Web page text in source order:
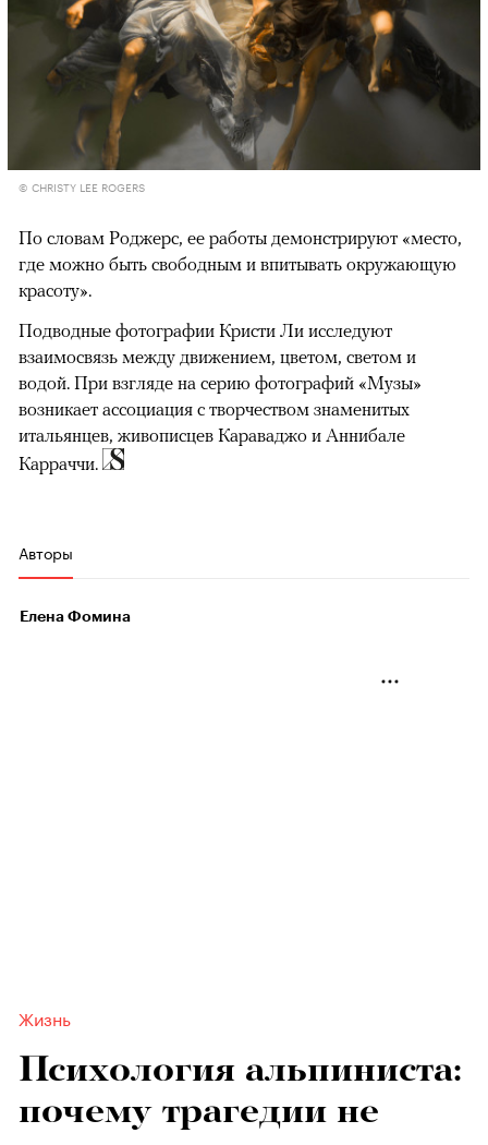
© CHRISTY LEE ROGERS
По словам Роджерс, ее работы демонстрируют «место,
где можно быть свободным и впитывать окружающую
красоту».
Подводные фотографии Кристи Ли исследуют
взаимосвязь между движением, цветом, светом и
водой. При взгляде на серию фотографий «Музы»
возникает ассоциация с творчеством знаменитых
итальянцев, живописцев Караваджо и Аннибале
Карраччи.
Авторы
Елена Фомина
Жизнь
Психология альпиниста:
почему трагедии не